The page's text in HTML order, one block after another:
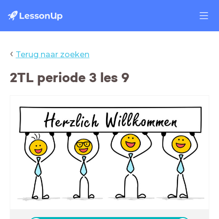
‹ Terug naar zoeken
2TL periode 3 les 9